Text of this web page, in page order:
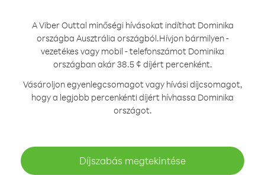
A Viber Outtal minőségi hívásokat indíthat Dominika
országba Ausztrália országból.Hívjon bármilyen -
vezetékes vagy mobil - telefonszámot Dominika
országban akár 38.5 ¢ díjért percenként.
Vásároljon egyenlegcsomagot vagy hívási díjcsomagot,
hogy a legjobb percenkénti díjért hívhassa Dominika
országot.
Díjszabás megtekintése